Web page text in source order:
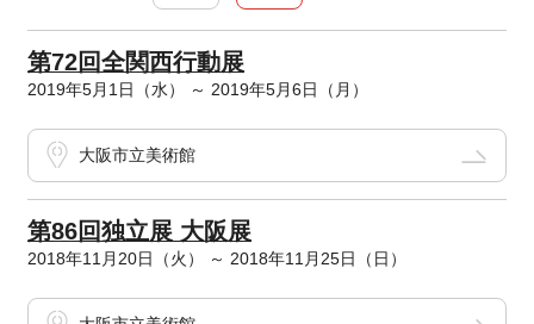
第72回全関西行動展
2019年5月1日（水） ～ 2019年5月6日（月）
大阪市立美術館
第86回独立展 大阪展
2018年11月20日（火） ～ 2018年11月25日（日）